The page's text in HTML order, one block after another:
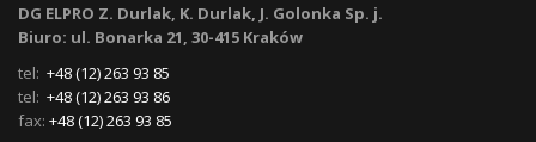
DG ELPRO Z. Durlak, K. Durlak, J. Golonka Sp. j.
Biuro: ul. Bonarka 21, 30-415 Kraków
tel: +48 (12) 263 93 85
tel: +48 (12) 263 93 86
fax: +48 (12) 263 93 85